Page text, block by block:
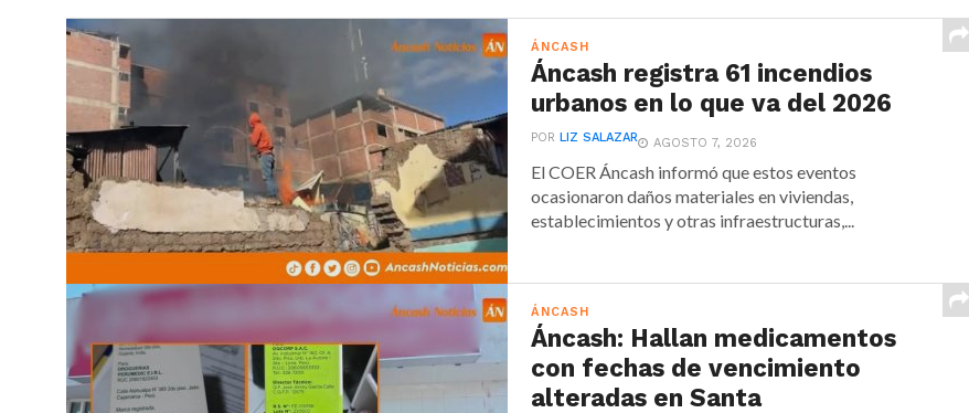
ÁNCASH
Áncash registra 61 incendios
urbanos en lo que va del 2026
PORLIZ SALAZAR AGOSTO 7, 2026
El COER Áncash informó que estos eventos
ocasionaron daños materiales en viviendas,
establecimientos y otras infraestructuras,...
ÁNCASH
Áncash: Hallan medicamentos
con fechas de vencimiento
alteradas en Santa